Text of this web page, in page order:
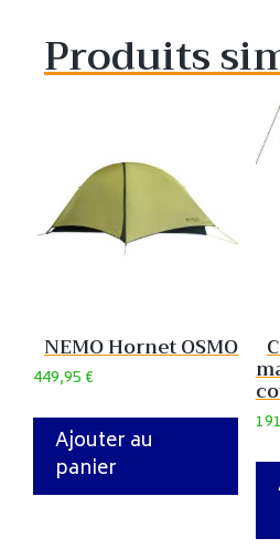
Produits
NEMO Hornet OSMO
449,95€
Ajouter au
panier